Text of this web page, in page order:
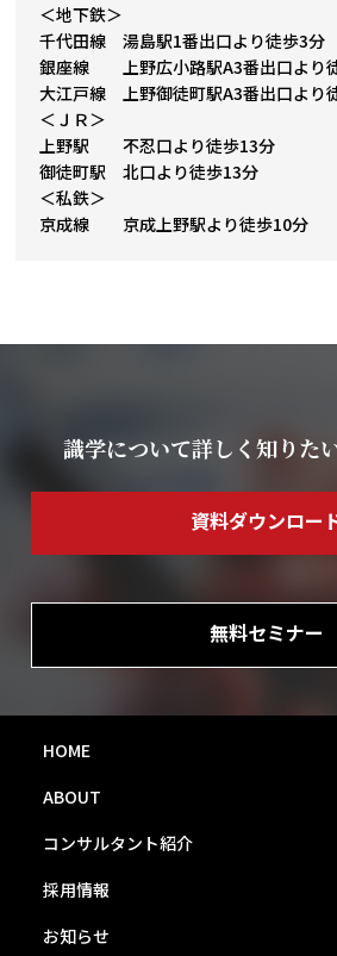
＜地下鉄＞
千代田線 湯島駅1番出口より徒歩3分
銀座線 上野広小路駅A3番出口より
大江戸線 上野御徒町駅A3番出口より
＜ＪＲ＞
上野駅 不忍口より徒歩13分
御徒町駅 北口より徒歩13分
＜私鉄＞
京成線 京成上野駅より徒歩10分
識学について詳しく知りた
資料ダウンロー
無料セミナー
HOME
ABOUT
コンサルタント紹介
採用情報
お知らせ